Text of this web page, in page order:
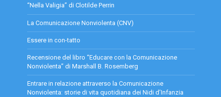
“Nella Valigia” di Clotilde Perrin
La Comunicazione Nonviolenta (CNV)
Essere in con-tatto
Recensione del libro “Educare con la Comunicazione
Nonviolenta” di Marshall B. Rosemberg
Entrare in relazione attraverso la Comunicazione
Nonviolenta: storie di vita quotidiana dei Nidi d’Infanzia